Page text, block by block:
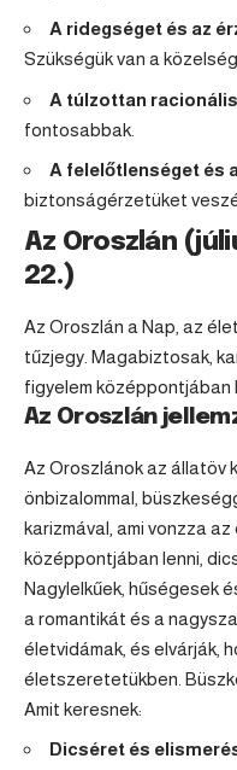
A ridegséget és az
Szükségük van a
A túlzottan
fontosabbak.
A felelőtlenséget és
biztonságérzetüket
Az Oroszlán
22.)
Az Oroszlán a Nap, az
tűzjegy. Magabiztosak,
figyelem középpontjában
Az Oroszlán
Az Oroszlánok az állatöv
önbizalommal,
karizmával, ami vonzza
középpontjában lenni,
Nagylelkűek, hűségesek
a romantikát és a
életvidámak, és elvárják,
életszeretetükben.
Amit keresnek:
Dicséret és